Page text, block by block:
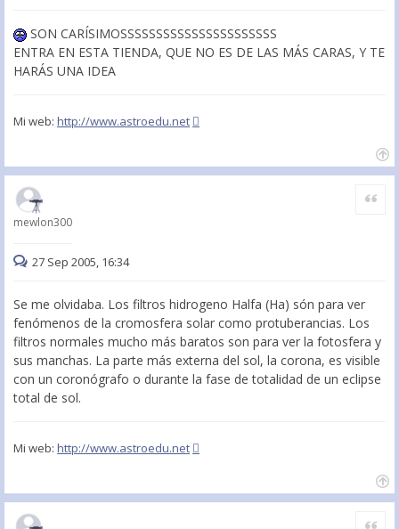
SON CARÍSIMOSSSSSSSSSSSSSSSSSSSSSS
ENTRA EN ESTA TIENDA, QUE NO ES DE LAS MÁS CARAS, Y TE
HARÁS UNA IDEA
Mi web: http://www.astroedu.net
mewlon300
Citar
27 Sep 2005, 16:34
Se me olvidaba. Los filtros hidrogeno Halfa (Ha) són para ver
fenómenos de la cromosfera solar como protuberancias. Los
filtros normales mucho más baratos son para ver la fotosfera y
sus manchas. La parte más externa del sol, la corona, es visible
con un coronógrafo o durante la fase de totalidad de un eclipse
total de sol.
Mi web: http://www.astroedu.net
Citar